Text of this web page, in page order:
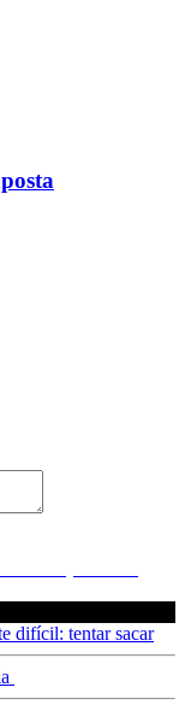
difícil: tentar sacar